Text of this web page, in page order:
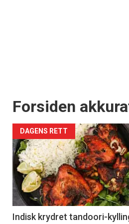
Forsiden
DAGENS RETT
Indisk krydret tandoori-